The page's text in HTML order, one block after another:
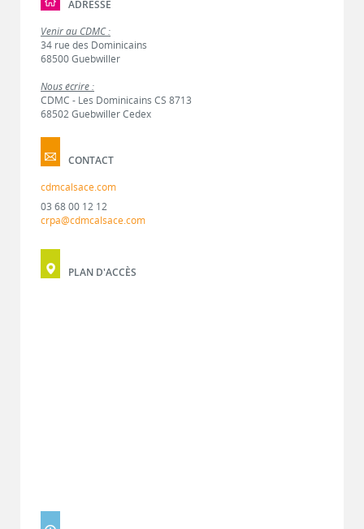
ADRESSE
Venir au CDMC :
34 rue des Dominicains
68500 Guebwiller
Nous écrire :
CDMC - Les Dominicains CS 8713
68502 Guebwiller Cedex
CONTACT
cdmcalsace.com
03 68 00 12 12
crpa@cdmcalsace.com
PLAN D'ACCÈS